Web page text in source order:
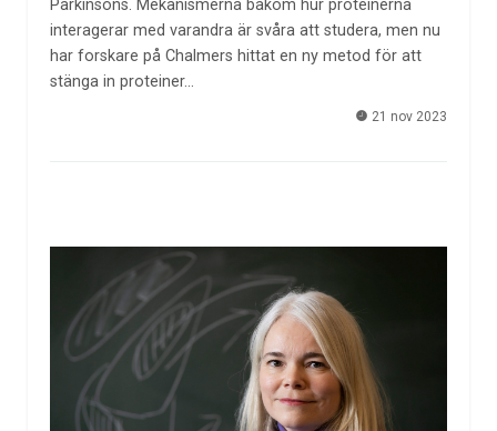
Parkinsons. Mekanismerna bakom hur proteinerna
interagerar med varandra är svåra att studera, men nu
har forskare på Chalmers hittat en ny metod för att
stänga in proteiner…
21 nov 2023